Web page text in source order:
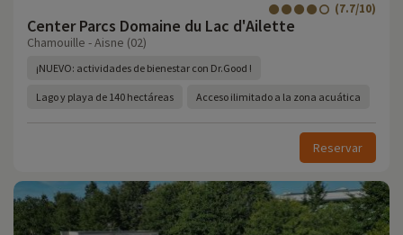
Center Parcs Domaine du Lac d'Ailette
(7.7/10)
Chamouille - Aisne (02)
¡NUEVO: actividades de bienestar con Dr.Good !
Lago y playa de 140 hectáreas Acceso ilimitado a la zona acuática
Reservar